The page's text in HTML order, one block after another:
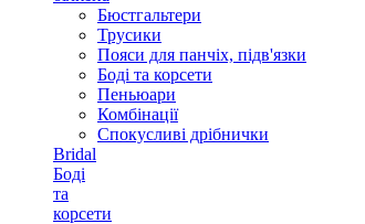
Бюстгальтери
Трусики
Пояси для панчіх, підв'язки
Боді та корсети
Пеньюари
Комбінації
Спокусливі дрібнички
Bridal
Боді
та
корсети